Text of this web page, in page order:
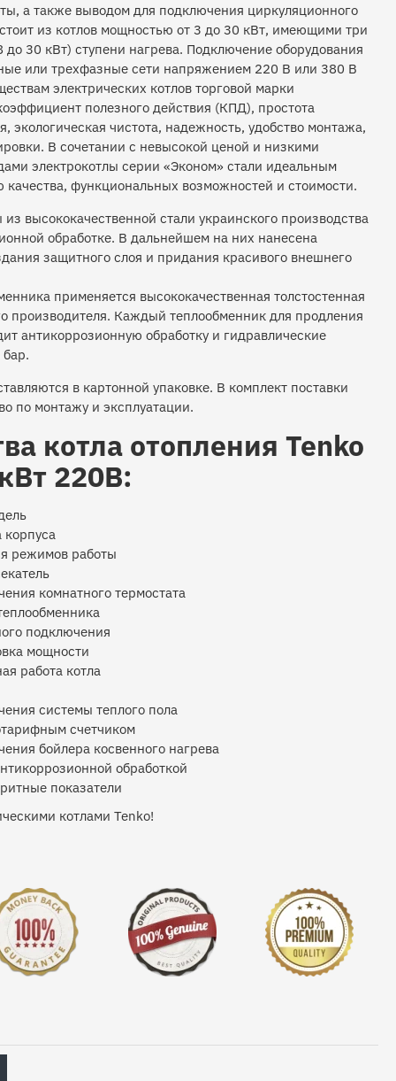
а также выводом для подключения циркуляционного
из котлов мощностью от 3 до 30 кВт, имеющими три
до 30 кВт) ступени нагрева. Подключение оборудования
или трехфазные сети напряжением 220 В или 380 В
электрических котлов торговой марки
полезного действия (КПД), простота
экологическая чистота, надежность, удобство монтажа,
В сочетании с невысокой ценой и низкими
электрокотлы серии «Эконом» стали идеальным
функциональных возможностей и стоимости.
высококачественной стали украинского производства
обработке. В дальнейшем на них нанесена
защитного слоя и придания красивого внешнего
применяется высококачественная толстостенная
производителя. Каждый теплообменник для продления
антикоррозионную обработку и гидравлические
в картонной упаковке. В комплект поставки
по монтажу и эксплуатации.
котла отопления Tenko
220В:
корпуса
режимов работы
комнатного термостата
подключения
мощности
работа котла
системы теплого пола
счетчиком
бойлера косвенного нагрева
обработкой
показатели
котлами Tenko!